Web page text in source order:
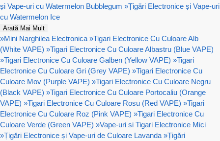
și Vape-uri cu Watermelon Bubblegum »Țigări Electronice și Vape-uri
cu Watermelon Ice
Arată Mai Mult
»Mini Narghilea Electronica »Tigari Electronice Cu Culoare Alb
(White VAPE) »Tigari Electronice Cu Culoare Albastru (Blue VAPE)
»Tigari Electronice Cu Culoare Galben (Yellow VAPE) »Tigari
Electronice Cu Culoare Gri (Grey VAPE) »Tigari Electronice Cu
Culoare Mov (Purple VAPE) »Tigari Electronice Cu Culoare Negru
(Black VAPE) »Tigari Electronice Cu Culoare Portocaliu (Orange
VAPE) »Tigari Electronice Cu Culoare Rosu (Red VAPE) »Tigari
Electronice Cu Culoare Roz (Pink VAPE) »Tigari Electronice Cu
Culoare Verde (Green VAPE) »Vape-uri si Tigari Electronice Mici
»Țigări Electronice și Vape-uri de Culoare Lavanda »Țigări